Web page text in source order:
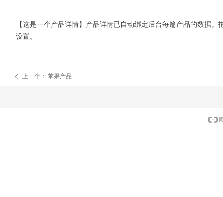
ꄴ 上一个： 苹果产品
【这是一个产品详情】产品详情已自动绑定后台每篇产品的数据
设置。